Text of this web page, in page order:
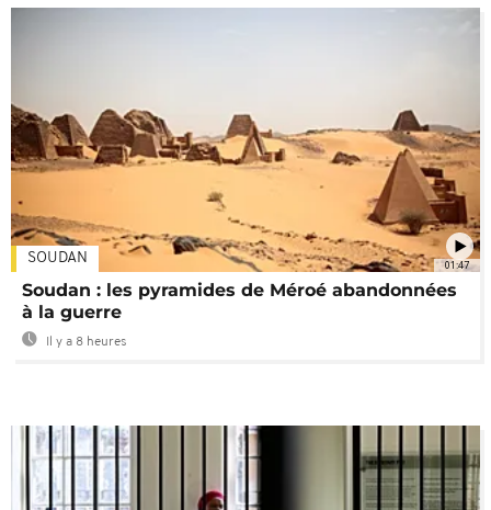
01:47
SOUDAN
Soudan : les pyramides de Méroé abandonnées
à la guerre
Il y a 8 heures